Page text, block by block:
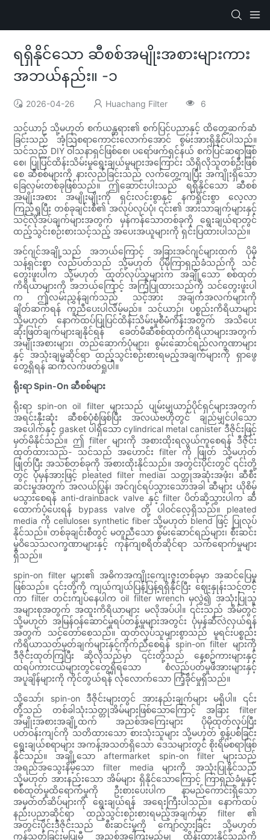
ရရှိနိုင်သော ဆီစစ်အမျိုးအစားများကား
အဘယ်နည်း။ -၁
2026-04-26 Huachang Filter 6
သင့်ယာဉ် သို့မဟုတ် စက်ယန္တရား၏ စက်ပြင်ပညာနှင့် ထိတွေ့ဆက်ဆံ
ခြင်းသည် အံ့သြစရာကောင်းလောက်အောင် စွမ်းအားရှိနိုင်ပါသည်။
သင်သည် DIY ဝါသနာရှင်ဖြစ်စေ၊ ပရော်ဖက်ရှင်နယ် စက်ပြင်ဆရာဖြစ်
စေ၊ ပြုပြင်ထိန်းသိမ်းမှုရွေးချယ်မှုများအကြောင်း သိရှိလိုသူတစ်ဦးဖြစ်
စေ ဆီစစ်များကို နားလည်ခြင်းသည် လက်တွေ့ကျပြီး အကျိုးရှိသော
ခြေလှမ်းတစ်ခုဖြစ်သည်။ ဤဆောင်းပါးသည် ရရှိနိုင်သော ဆီစစ်
အမျိုးအစား အမျိုးမျိုးကို ရှင်းလင်းစွာနှင့် နက်ရှိုင်းစွာ လေ့လာ
ကြည့်ရှုပြီး တစ်ခုချင်းစီ၏ အလုပ်လုပ်ပုံ၊ ၎င်း၏ အားသာချက်များနှင့်
သင့်လိုအပ်ချက်များအတွက် မှန်ကန်သောတစ်ခုကို ရွေးချယ်ရာတွင်
ထည့်သွင်းစဉ်းစားသင့်သည့် အပေးအယူများကို ရှင်းပြထားပါသည်။
အင်ဂျင်အချို့သည် အဘယ်ကြောင့် အခြားအင်ဂျင်များထက် ပိုမို
သန့်ရှင်းစွာ လည်ပတ်သည် သို့မဟုတ် ပိုမိုကြာရှည်ခံသည်ကို သင်
တွေးဖူးပါက သို့မဟုတ် ထုတ်လုပ်သူများက အချို့သော စစ်ထုတ်
ကိရိယာများကို အဘယ်ကြောင့် အကြံပြုထားသည်ကို သင်တွေးဖူးပါ
က ဤလမ်းညွှန်ချက်သည် သင့်အား အချက်အလက်များကို
ချိတ်ဆက်ရန် ကူညီပေးပါလိမ့်မည်။ သင့်ယာဉ်၊ ပစ္စည်းကိရိယာများ
သို့မဟုတ် နောက်ထပ်ပြုပြင်ထိန်းသိမ်းမှုစီမံကိန်းအတွက် အသိပေး
ဆုံးဖြတ်ချက်များချနိုင်ရန် ခေတ်မီဆီစစ်ထုတ်ကိရိယာများအတွက်
အမျိုးအစားများ၊ တည်ဆောက်ပုံများ၊ စွမ်းဆောင်ရည်လက္ခဏာများ
နှင့် အသုံးချမှုဆိုင်ရာ ထည့်သွင်းစဉ်းစားရမည့်အချက်များကို ရှာဖွေ
တွေ့ရှိရန် ဆက်လက်ဖတ်ရှုပါ။
ရိုးရာ Spin-On ဆီစစ်များ
ရိုးရာ spin-on oil filter များသည် ပျမ်းမျှယာဉ်ပိုင်ရှင်များအတွက်
အရင်းနှီးဆုံး ဆီစစ်ပုံစံဖြစ်ပြီး အလယ်ဗဟိုတွင် ချည်မျှင်ပါသော
အပေါက်နှင့် gasket ပါရှိသော cylindrical metal canister ဒီဇိုင်းဖြင့်
မှတ်မိနိုင်သည်။ ဤ filter များကို အစားထိုးရလွယ်ကူစေရန် ဒီဇိုင်း
ထုတ်ထားသည်- သင်သည် အဟောင်း filter ကို ဖြုတ် သို့မဟုတ်
ဖြုတ်ပြီး အသစ်တစ်ခုကို အစားထိုးနိုင်သည်။ အတွင်းပိုင်းတွင် ၎င်းတို့
တွင် ပုံမှန်အားဖြင့် pleated filter media၊ သတ္တုအဆုံးအဖုံး၊ ဆီစီး
ဆင်းမှုအတွက် အလယ်ပြွန်၊ အင်ဂျင်ရပ်သွားသောအခါ ဆီများ ယိုစိမ့်
မသွားစေရန် anti-drainback valve နှင့် filter ပိတ်ဆို့သွားပါက ဆီ
ထောက်ပံ့ပေးရန် bypass valve တို့ ပါဝင်လေ့ရှိသည်။ pleated
media ကို cellulose၊ synthetic fiber သို့မဟုတ် blend ဖြင့် ပြုလုပ်
နိုင်သည်။ တစ်ခုချင်းစီတွင် မတူညီသော စွမ်းဆောင်ရည်များ၊ စီးဆင်း
မှုဝိသေသလက္ခဏာများနှင့် ကုန်ကျစရိတ်ဆိုင်ရာ သက်ရောက်မှုများ
ရှိသည်။
spin-on filter များ၏ အဓိကအကျိုးကျေးဇူးတစ်ခုမှာ အဆင်ပြေမှု
ဖြစ်သည်။ ၎င်းတို့ကို ကျယ်ကျယ်ပြန့်ပြန့်ရရှိနိုင်ပြီး ဈေးနှုန်းသင့်တင့်
ကာ filter တင်းကျပ်နေပါက oil filter wrench မှလွဲ၍ အသုံးပြုသူ
အများစုအတွက် အထူးကိရိယာများ မလိုအပ်ပါ။ ၎င်းသည် အိမ်တွင်
သို့မဟုတ် အမြန်ဝန်ဆောင်မှုရပ်တန့်မှုများအတွင်း ပုံမှန်ဆီလဲလှယ်ရန်
အတွက် သင့်တော်စေသည်။ ထုတ်လုပ်သူများစွာသည် မူရင်းပစ္စည်း
ကိရိယာသတ်မှတ်ချက်များနှင့်ကိုက်ညီစေရန် spin-on filter များကို
ဒီဇိုင်းထုတ်ကြပြီး ဆိုလိုသည်မှာ ၎င်းတို့သည် နေ့စဉ်ကားများနှင့်
ထရပ်ကားငယ်များတွင်တွေ့ရှိရသော စံလည်ပတ်မှုဖိအားများနှင့်
အပူချိန်များကို ကိုင်တွယ်ရန် လုံလောက်သော ကြံ့ခိုင်မှုရှိသည်။
သို့သော်၊ spin-on ဒီဇိုင်းများတွင် အားနည်းချက်များ မရှိပါ။ ၎င်း
တို့သည် တစ်ခါသုံးသတ္တုအိမ်များဖြစ်သောကြောင့် အခြား filter
အမျိုးအစားအချို့ထက် အညစ်အကြေးများ ပိုမိုထုတ်လုပ်ပြီး
ပတ်ဝန်းကျင်ကို သတိထားသော စားသုံးသူများ သို့မဟုတ် စွန့်ပစ်ခြင်း
ရွေးချယ်စရာများ အကန့်အသတ်ရှိသော ဒေသများတွင် စိုးရိမ်စရာဖြစ်
နိုင်သည်။ အချို့သော aftermarket spin-on filter များသည်
အရည်အသွေးနိမ့်သော filter media များကို အသုံးပြုနိုင်သည်
သို့မဟုတ် အားနည်းသော အိမ်များ ရှိနိုင်သောကြောင့် ကြာရှည်ခံမှုနှင့်
စစ်ထုတ်မှုထိရောက်မှုကို ဦးစားပေးပါက နာမည်ကောင်းရှိသော
အမှတ်တံဆိပ်များကို ရွေးချယ်ရန် အရေးကြီးပါသည်။ နောက်ထပ်
နည်းပညာဆိုင်ရာ ထည့်သွင်းစဉ်းစားရမည့်အချက်မှာ filter ၏
အတွင်းပိုင်းဒီဇိုင်းသည် စီးဆင်းမှုကို ကျော်လွှားခြင်း သို့မဟုတ်
ကန့်သတ်ခြင်းမပြုမီ အညစ်အကြေးမည်မျှ ထိန်းထားနိုင်သည်ကို